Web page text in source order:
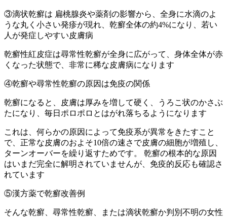
③滴状乾癬は 扁桃腺炎や薬剤の影響から、全身に水滴のよ
うな丸く小さい発疹が現れ、乾癬全体の約4%になり、若い
人が発症しやすい皮膚病
乾癬性紅皮症は尋常性乾癬が全身に広がって、身体全体が赤
くなった状態で、非常に稀な皮膚病になります
④乾癬や尋常性乾癬の原因は免疫の関係
乾癬になると、皮膚は厚みを増して硬く、うろこ状のかさぶ
たになり、毎日ポロポロとはがれ落ちるようになります
これは、何らかの原因によって免疫系が異常をきたすこと
で、正常な皮膚のおよそ10倍の速さで皮膚の細胞が増殖し、
ターンオーバーを繰り返すためです。 乾癬の根本的な原因
はいまだ完全に解明されていませんが、免疫的反応も確認さ
れています
⑤漢方薬で乾癬改善例
そんな乾癬、尋常性乾癬、または滴状乾癬か判別不明の女性